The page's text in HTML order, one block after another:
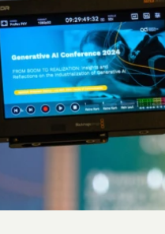
Mittelstand